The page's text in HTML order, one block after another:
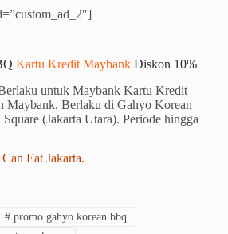
Kartu Kredit Maybank Diskon 10%
untuk Maybank Kartu Kredit
Maybank. Berlaku di Gahyo Korean
(Jakarta Utara). Periode hingga
Eat Jakarta.
#promo gahyo korean bbq